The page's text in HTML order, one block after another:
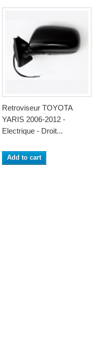
Retroviseur TOYOTA
YARIS 2006-2012 -
Electrique - Droit...
Add to cart